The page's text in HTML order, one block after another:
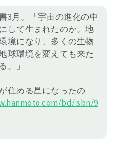
3月。「宇宙の進化の中
して生まれたのか。地
境になり、多くの生物
球環境を変えても来た
。」
住める星になったの
bd/isbn/9